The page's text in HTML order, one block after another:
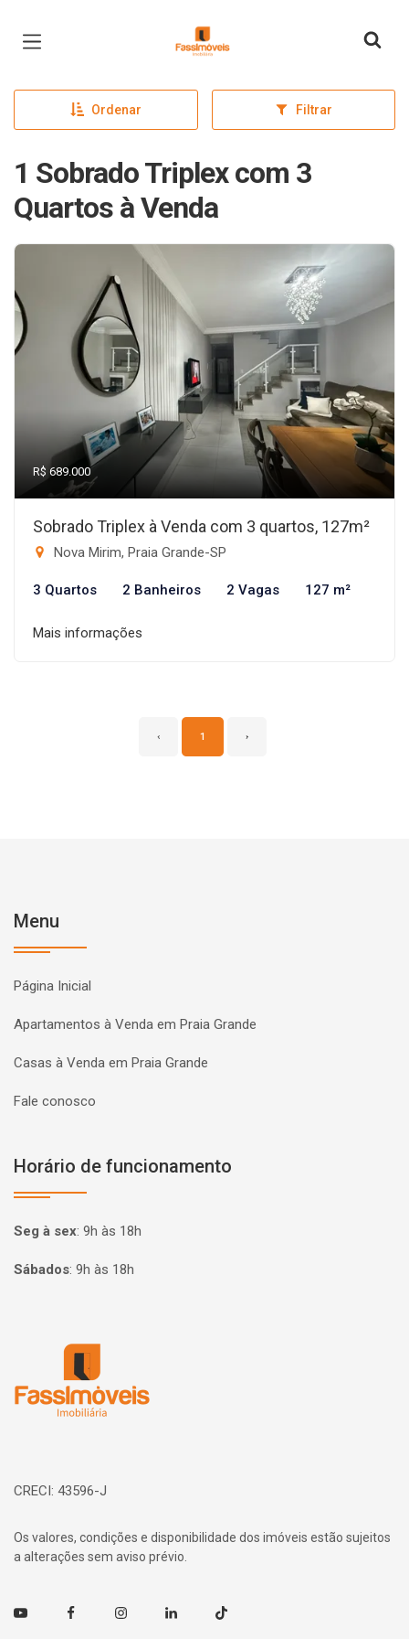
Página inicial
Ordenar Filtrar
1 Sobrado Triplex com 3
Quartos à Venda
R$ 689.000
Sobrado Triplex à Venda com 3 quartos, 127m²
Nova Mirim, Praia Grande-SP
3 Quartos 2 Banheiros 2 Vagas 127 m²
Mais informações
‹ 1 ›
Menu
Página Inicial
Apartamentos à Venda em Praia Grande
Casas à Venda em Praia Grande
Fale conosco
Horário de funcionamento
Seg à sex: 9h às 18h
Sábados: 9h às 18h
CRECI: 43596-J
Os valores, condições e disponibilidade dos imóveis estão sujeitos
a alterações sem aviso prévio.
Youtube FacebookInstagramLinkedin TikTok